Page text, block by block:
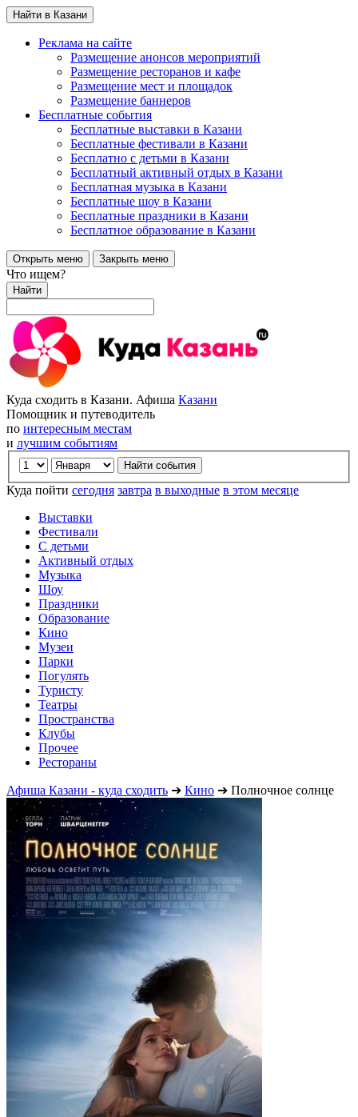
Найти в Казани
Реклама на сайте
Размещение анонсов мероприятий
Размещение ресторанов и кафе
Размещение мест и площадок
Размещение баннеров
Бесплатные события
Бесплатные выставки в Казани
Бесплатные фестивали в Казани
Бесплатно с детьми в Казани
Бесплатный активный отдых в Казани
Бесплатная музыка в Казани
Бесплатные шоу в Казани
Бесплатные праздники в Казани
Бесплатное образование в Казани
Открыть меню Закрыть меню
Что ищем?
Найти
Куда сходить в Казани. Афиша Казани
Помощник и путеводитель
по интересным местам
и лучшим событиям
Куда пойти сегодня завтра в выходные в этом месяце
Выставки
Фестивали
С детьми
Активный отдых
Музыка
Шоу
Праздники
Образование
Кино
Музеи
Парки
Погулять
Туристу
Театры
Пространства
Клубы
Прочее
Рестораны
Афиша Казани - куда сходить ➔ Кино ➔ Полночное солнце